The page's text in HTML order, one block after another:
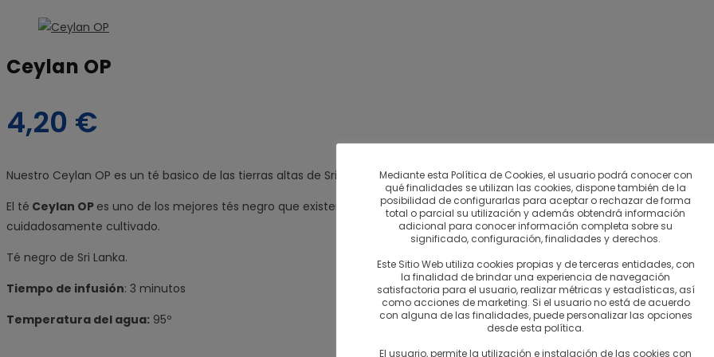
Ceylan OP
4,20 €
Nuestro Ceylan OP es un té basico de las tierras altas de Sri Lanka. Perfecto para hacer con leche.
El té Ceylan OP es uno de los mejores tés negro que existen. Este reconocido tipo de té, catalogado dentro del tipoOrange
cuidadosamente cultivado.
Té negro de Sri Lanka.
Tiempo de infusión: 3 minutos
Temperatura del agua: 95º
Mediante esta Política de Cookies, el usuario podrá conocer con
qué finalidades se utilizan las cookies, dispone también de la
posibilidad de configurarlas para aceptar o rechazar de forma
total o parcial su utilización y además obtendrá información
adicional para conocer información completa sobre su
significado, configuración, finalidades y derechos.
Este Sitio Web utiliza cookies propias y de terceras entidades, con
la finalidad de brindar una experiencia de navegación
satisfactoria para el usuario, realizar métricas y estadísticas, así
como acciones de marketing. Si el usuario no está de acuerdo
con alguna de las finalidades, puede personalizar las opciones
desde esta política.
El usuario, permite la utilización e instalación de las cookies con